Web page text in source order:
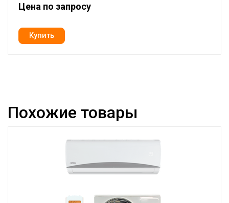
Цена по запросу
Похожие товары